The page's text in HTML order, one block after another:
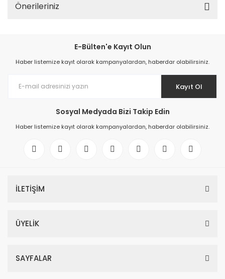
Önerileriniz
E-Bülten'e Kayıt Olun
Haber listemize kayıt olarak kampanyalardan, haberdar olabilirsiniz.
Kayıt Ol
Sosyal Medyada Bizi Takip Edin
Haber listemize kayıt olarak kampanyalardan, haberdar olabilirsiniz.
İLETİŞİM
ÜYELİK
SAYFALAR